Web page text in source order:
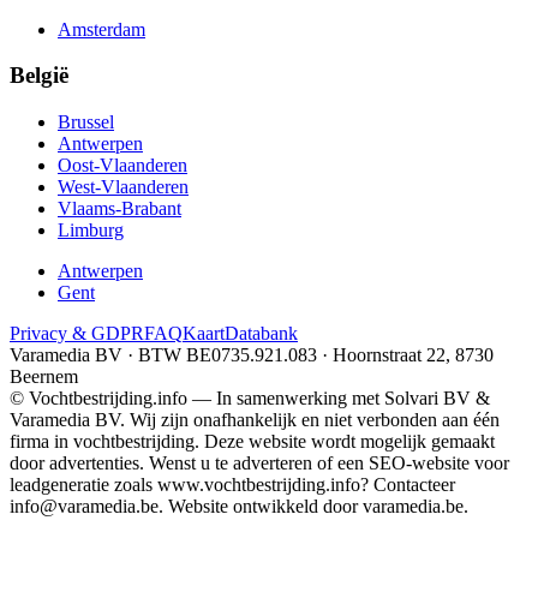
Amsterdam
België
Brussel
Antwerpen
Oost-Vlaanderen
West-Vlaanderen
Vlaams-Brabant
Limburg
Antwerpen
Gent
Privacy & GDPRFAQKaartDatabank
Varamedia BV · BTW BE0735.921.083 · Hoornstraat 22, 8730
Beernem
© Vochtbestrijding.info — In samenwerking met Solvari BV &
Varamedia BV. Wij zijn onafhankelijk en niet verbonden aan één
firma in vochtbestrijding. Deze website wordt mogelijk gemaakt
door advertenties. Wenst u te adverteren of een SEO-website voor
leadgeneratie zoals www.vochtbestrijding.info? Contacteer
info@varamedia.be. Website ontwikkeld door varamedia.be.